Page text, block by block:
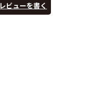
レビューを書く